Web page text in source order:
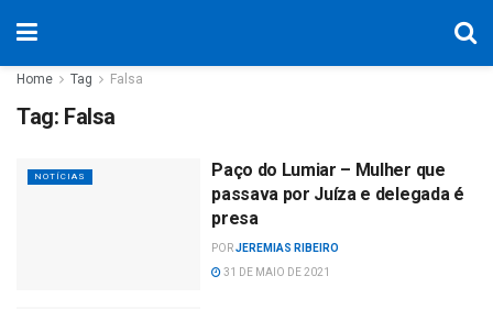
Home Tag Falsa
Tag: Falsa
NOTÍCIAS
Paço do Lumiar – Mulher que
passava por Juíza e delegada é
presa
PORJEREMIAS RIBEIRO
31 DE MAIO DE 2021